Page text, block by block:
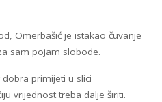
Omerbašić je istakao čuvanje
sam pojam slobode.
primijeti u slici
vrijednost treba dalje širiti.